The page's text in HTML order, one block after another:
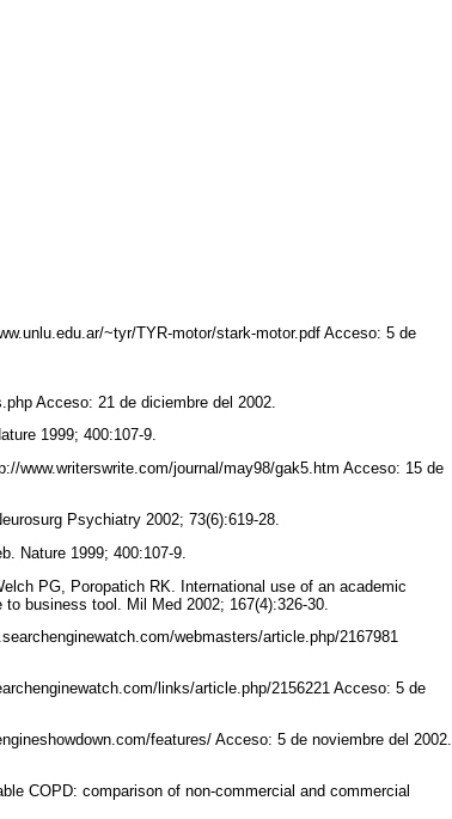
~tyr/TYR-motor/stark-motor.pdf Acceso: 5 de
Acceso: 21 de diciembre del 2002.
1999; 400:107-9.
www.writerswrite.com/journal/may98/gak5.htm Acceso: 15 de
Psychiatry 2002; 73(6):619-28.
Nature 1999; 400:107-9.
PG, Poropatich RK. International use of an academic
business tool. Mil Med 2002; 167(4):326-30.
webmasters/article.php/2167981
links/article.php/2156221 Acceso: 5 de
features/ Acceso: 5 de noviembre del 2002.
COPD: comparison of non-commercial and commercial